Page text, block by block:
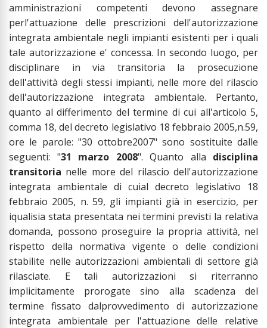
amministrazioni competenti devono assegnare
perl'attuazione delle prescrizioni dell'autorizzazione
integrata ambientale negli impianti esistenti per i quali
tale autorizzazione e' concessa. In secondo luogo, per
disciplinare in via transitoria la prosecuzione
dell'attività degli stessi impianti, nelle more del rilascio
dell'autorizzazione integrata ambientale. Pertanto,
quanto al differimento del termine di cui all'articolo 5,
comma 18, del decreto legislativo 18 febbraio 2005,n.59,
ore le parole: "30 ottobre2007" sono sostituite dalle
seguenti: "31 marzo 2008". Quanto alla disciplina
transitoria nelle more del rilascio dell'autorizzazione
integrata ambientale di cuial decreto legislativo 18
febbraio 2005, n. 59, gli impianti già in esercizio, per
iqualisia stata presentata nei termini previsti la relativa
domanda, possono proseguire la propria attività, nel
rispetto della normativa vigente o delle condizioni
stabilite nelle autorizzazioni ambientali di settore già
rilasciate. E tali autorizzazioni si riterranno
implicitamente prorogate sino alla scadenza del
termine fissato dalprovvedimento di autorizzazione
integrata ambientale per l'attuazione delle relative